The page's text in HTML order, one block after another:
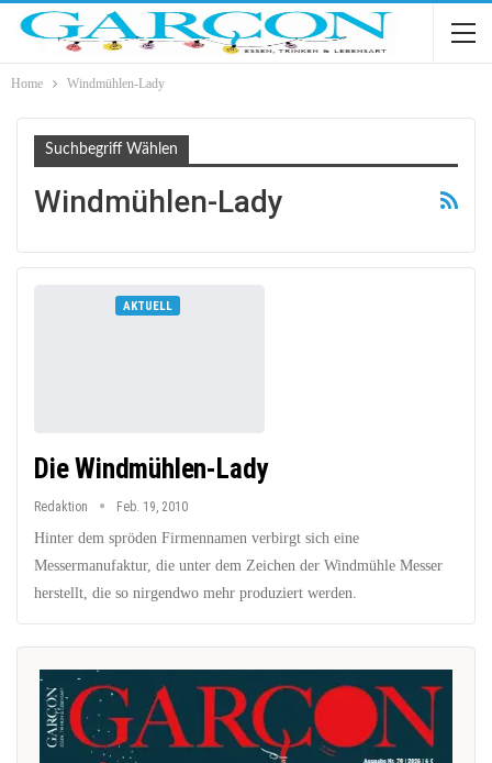
Home Windmühlen-Lady
Suchbegriff Wählen
Windmühlen-Lady
AKTUELL
Die Windmühlen-Lady
Redaktion Feb. 19, 2010
Hinter dem spröden Firmennamen verbirgt sich eine
Messermanufaktur, die unter dem Zeichen der Windmühle Messer
herstellt, die so nirgendwo mehr produziert werden.